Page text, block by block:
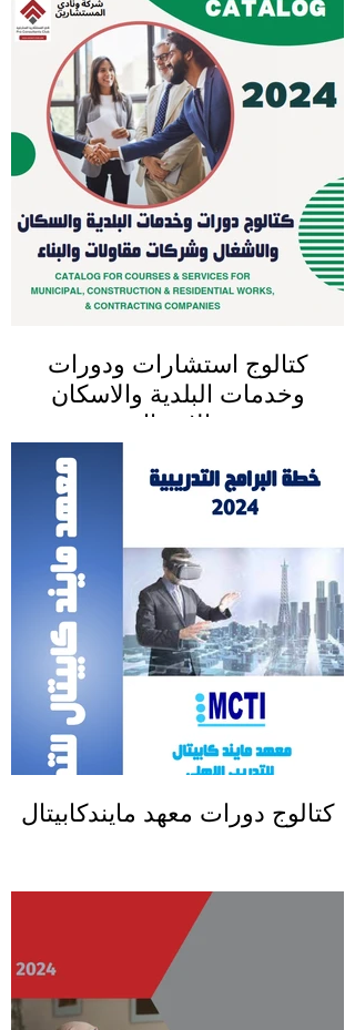
كتالوج استشارات ودورات
وخدمات البلدية والاسكان
والاشغال
كتالوج دورات معهد مايندكابيتال